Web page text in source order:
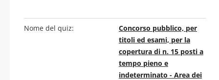
Nome del quiz:
Concorso pubblico, per
titoli ed esami, per la
copertura di n. 15 posti a
tempo pieno e
indeterminato - Area dei